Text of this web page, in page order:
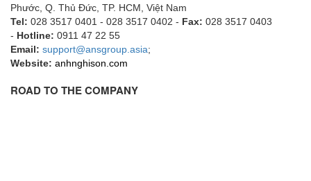
Fimet
Fine Suntronix
FineTek
Finna Sensors Vietnam
Fireye
Phước, Q. Thủ Đức, TP. HCM , Việt Nam
Tel: 028 3517 0401 - 028 3517 0402 - Fax: 028 3517 0403
- Hotline: 0911 47 22 55
Email: support@ansgroup.asia;
Website: anhnghison.com
ROAD TO THE COMPANY